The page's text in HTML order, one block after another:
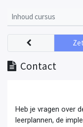
Inhoud cursus
Contact
Heb je vragen over
leerplannen, de